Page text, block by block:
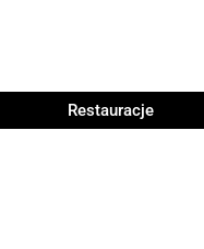
Restauracje